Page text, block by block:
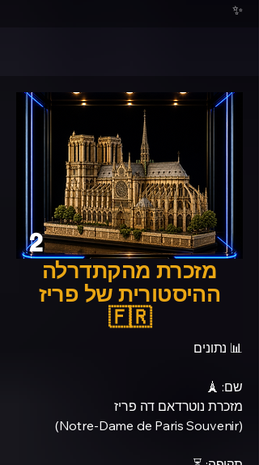
✨
2
מזכרת מהקתדרלה
ההיסטורית של פריז
🇫🇷
📊 נתונים
שם: 🗼
מזכרת נוטרדאם דה פריז
(Notre-Dame de Paris Souvenir)